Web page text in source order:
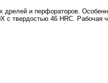
и перфораторов.
твердостью 46 HRC. Рабочая